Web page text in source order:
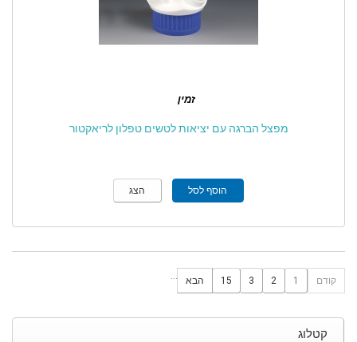
זמין
מפצל הברגה עם יציאות לטשים טפלון לריאקטור
הוסף לסל הצג
קודם 1
2
3
15 הבא
קטלוג